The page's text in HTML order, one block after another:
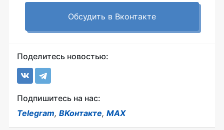
Обсудить в Вконтакте
Поделитесь новостью:
Подпишитесь на нас:
Telegram, ВКонтакте, MAX